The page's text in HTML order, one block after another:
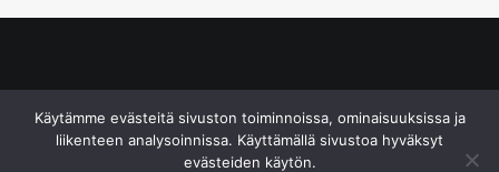
Käytämme evästeitä sivuston toiminnoissa, ominaisuuksissa ja
liikenteen analysoinnissa. Käyttämällä sivustoa hyväksyt
evästeiden käytön.